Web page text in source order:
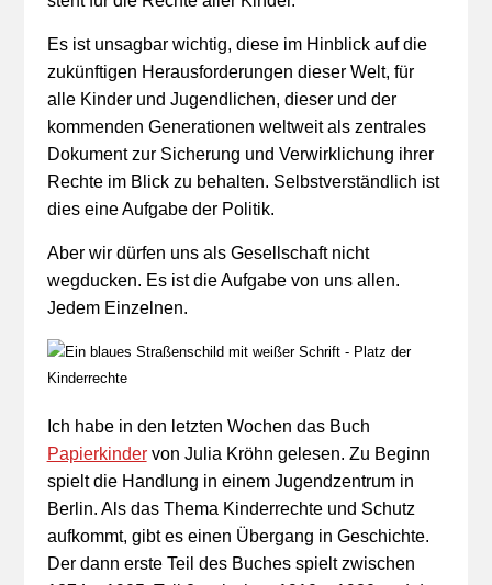
Es ist unsagbar wichtig, diese im Hinblick auf die
zukünftigen Herausforderungen dieser Welt, für
alle Kinder und Jugendlichen, dieser und der
kommenden Generationen weltweit als zentrales
Dokument zur Sicherung und Verwirklichung ihrer
Rechte im Blick zu behalten. Selbstverständlich ist
dies eine Aufgabe der Politik.
Aber wir dürfen uns als Gesellschaft nicht
wegducken. Es ist die Aufgabe von uns allen.
Jedem Einzelnen.
Ich habe in den letzten Wochen das Buch
Papierkindervon Julia Kröhn gelesen. Zu Beginn
spielt die Handlung in einem Jugendzentrum in
Berlin. Als das Thema Kinderrechte und Schutz
aufkommt, gibt es einen Übergang in Geschichte.
Der dann erste Teil des Buches spielt zwischen